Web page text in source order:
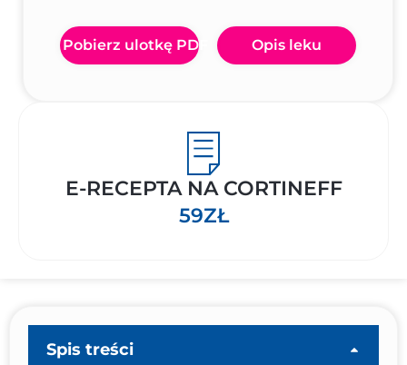
Pobierz ulotkę PDF Opis leku
E-RECEPTA NA CORTINEFF
59ZŁ
Spis treści